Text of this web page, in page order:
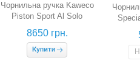
Чорнильна ручка Kaweco
Piston Sport Al Solo
Black Gold (алюміній,
чорна, перо M)
8650 грн.